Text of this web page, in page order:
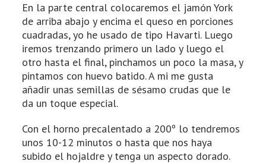
En la parte central colocaremos el jamón York
de arriba abajo y encima el queso en porciones
cuadradas, yo he usado de tipo Havarti. Luego
iremos trenzando primero un lado y luego el
otro hasta el final, pinchamos un poco la masa, y
pintamos con huevo batido. A mi me gusta
añadir unas semillas de sésamo crudas que le
da un toque especial.
Con el horno precalentado a 200º lo tendremos
unos 10-12 minutos o hasta que nos haya
subido el hojaldre y tenga un aspecto dorado.